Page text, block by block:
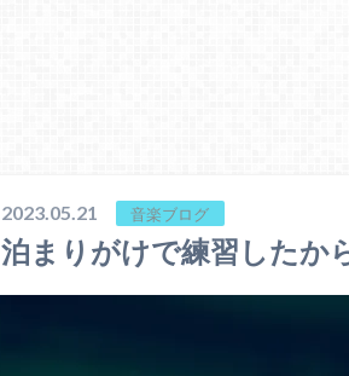
2023.05.21 音楽ブログ
泊まりがけで練習したか